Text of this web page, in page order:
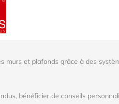
murs et plafonds grâce à des
bénéficier de conseils